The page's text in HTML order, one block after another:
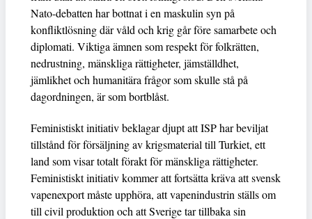
Nato-debatten har bottnat i en maskulin syn på
konfliktlösning där våld och krig går före samarbete och
diplomati. Viktiga ämnen som respekt för folkrätten,
nedrustning, mänskliga rättigheter, jämställdhet,
jämlikhet och humanitära frågor som skulle stå på
dagordningen, är som bortblåst.
Feministiskt initiativ beklagar djupt att ISP har beviljat
tillstånd för försäljning av krigsmaterial till Turkiet, ett
land som visar totalt förakt för mänskliga rättigheter.
Feministiskt initiativ kommer att fortsätta kräva att svensk
vapenexport måste upphöra, att vapenindustrin ställs om
till civil produktion och att Sverige tar tillbaka sin